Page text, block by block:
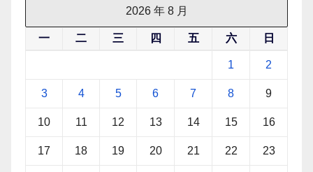
2026 年 8 月
一 二 三 四 五 六 日
1 2
3 4 5 6 7 8 9
10 11 12 13 14 15 16
17 18 19 20 21 22 23